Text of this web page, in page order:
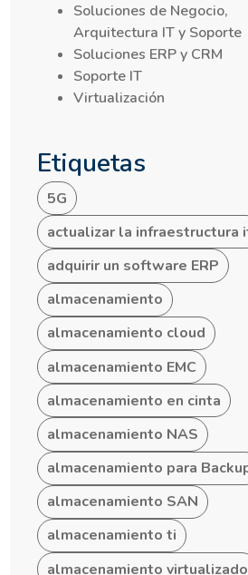
Soluciones de Negocio,
Arquitectura IT y Soporte
Soluciones ERP y CRM
Soporte IT
Virtualización
Etiquetas
5G
actualizar la infraestructura
adquirir un software ERP
almacenamiento
almacenamiento cloud
almacenamiento EMC
almacenamiento en cinta
almacenamiento NAS
almacenamiento para
almacenamiento SAN
almacenamiento ti
almacenamiento virtualizado